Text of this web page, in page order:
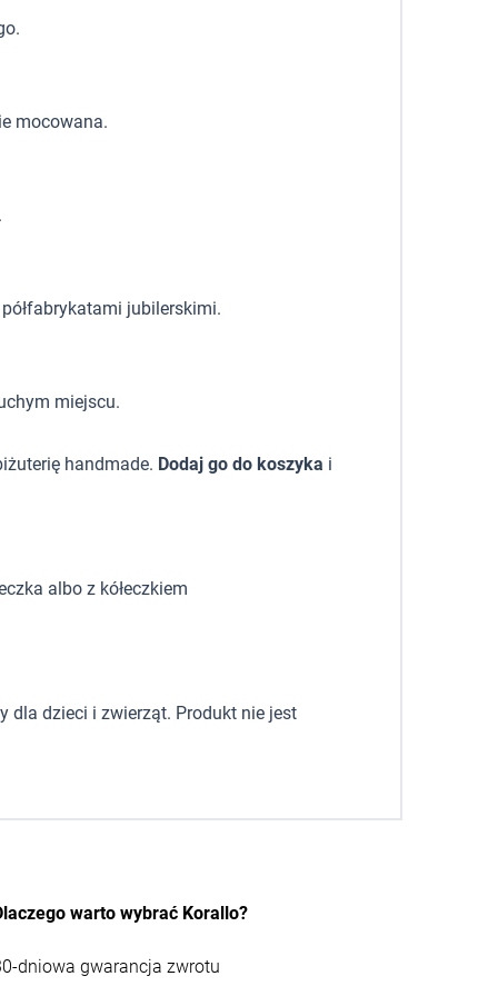
mocowana.
jubilerskimi.
miejscu.
handmade. Dodaj go do koszyka i
albo z kółeczkiem
dla dzieci i zwierząt. Produkt nie jest
warto wybrać Korallo?
dniowa gwarancja zwrotu